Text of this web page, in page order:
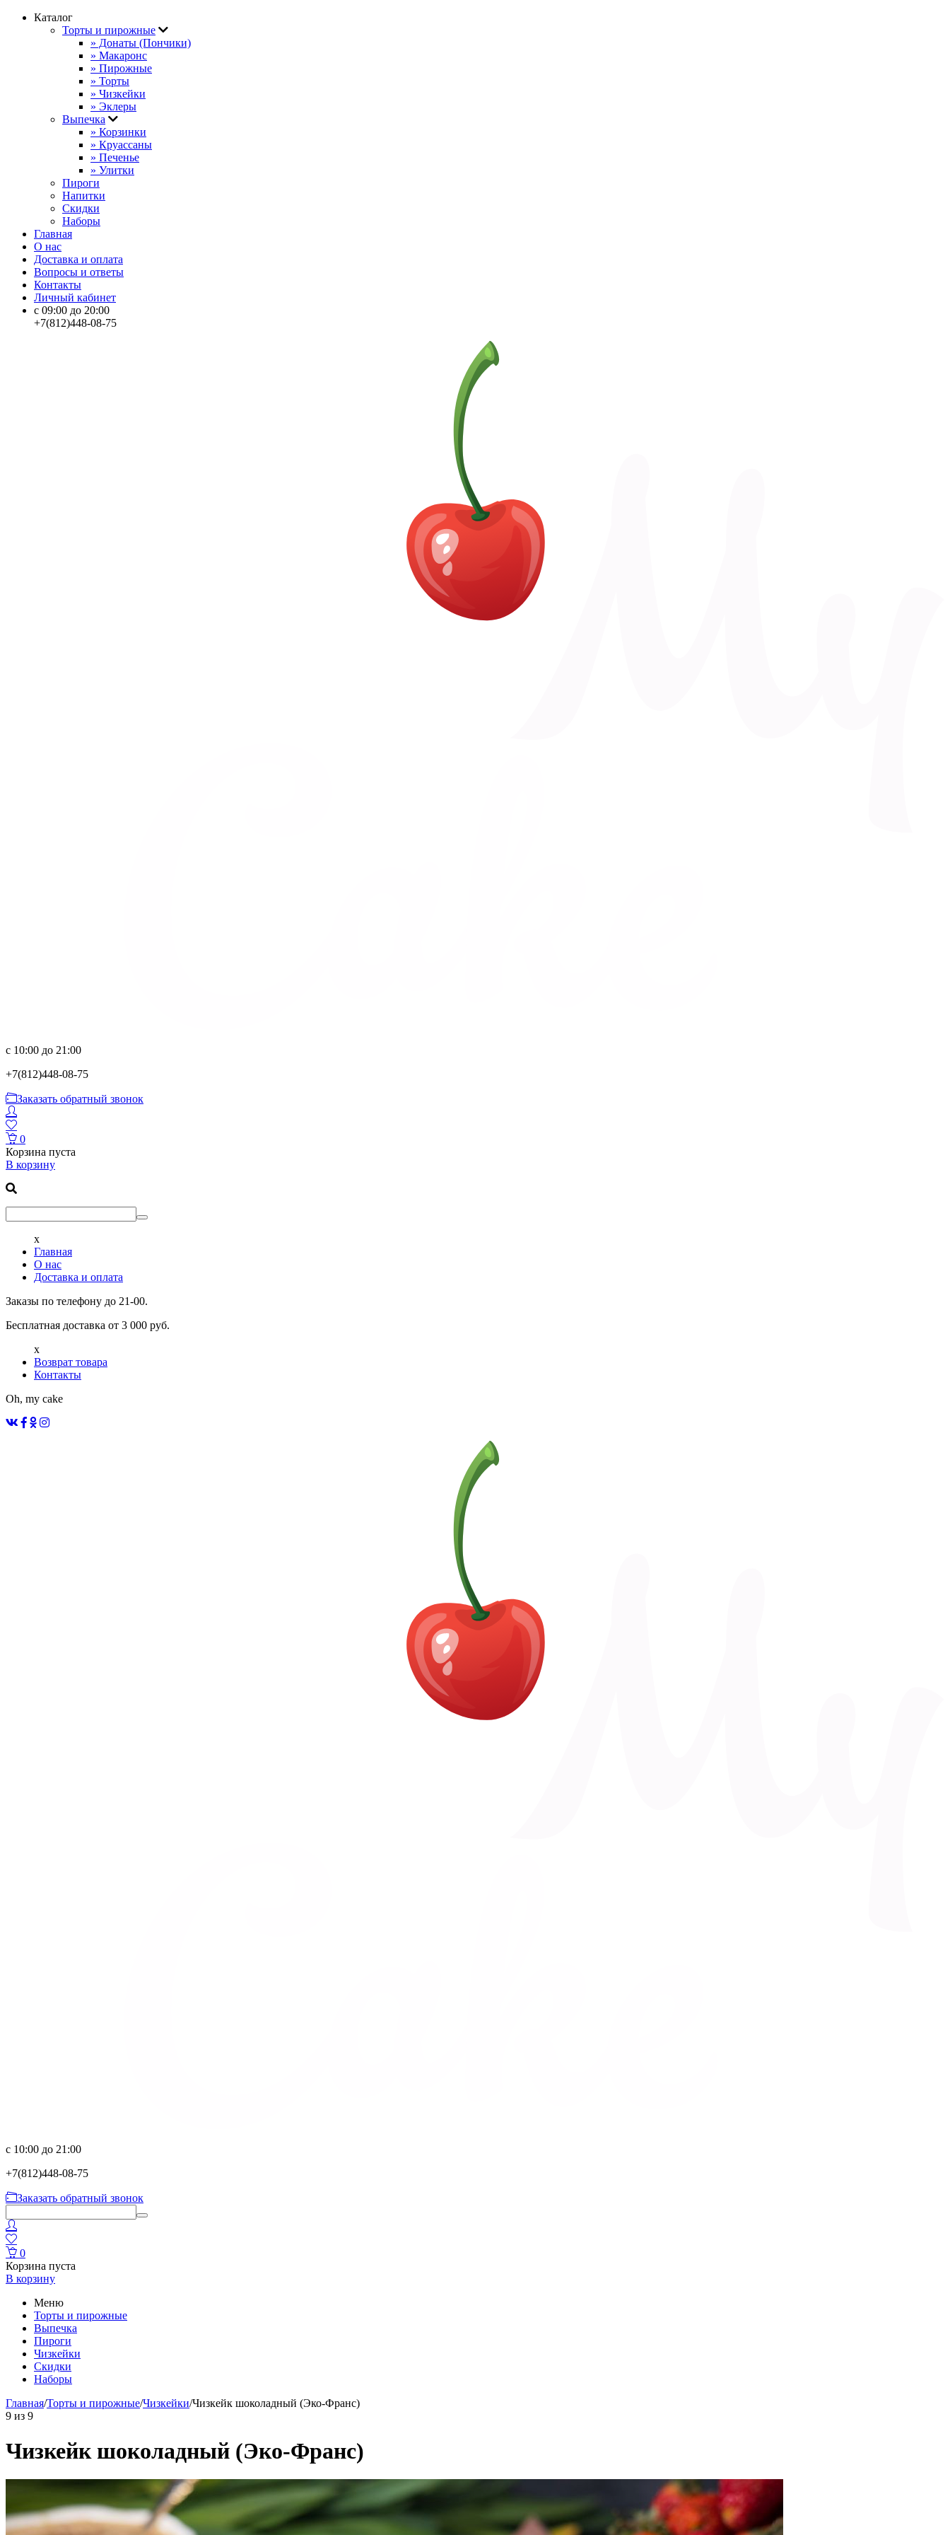
Каталог
Торты и пирожные
» Донаты (Пончики)
» Макаронс
» Пирожные
» Торты
» Чизкейки
» Эклеры
Выпечка
» Корзинки
» Круассаны
» Печенье
» Улитки
Пироги
Напитки
Скидки
Наборы
Главная
О нас
Доставка и оплата
Вопросы и ответы
Контакты
Личный кабинет
с 09:00 до 20:00
+7(812)448-08-75
с 10:00 до 21:00
+7(812)448-08-75
Заказать обратный звонок
0
Корзина пуста
В корзину
x
Главная
О нас
Доставка и оплата
Заказы по телефону до 21-00.
Бесплатная доставка от 3 000 руб.
x
Возврат товара
Контакты
Oh, my cake
с 10:00 до 21:00
+7(812)448-08-75
Заказать обратный звонок
0
Корзина пуста
В корзину
Меню
Торты и пирожные
Выпечка
Пироги
Чизкейки
Скидки
Наборы
Главная/Торты и пирожные/Чизкейки/Чизкейк шоколадный (Эко-Франс)
9 из 9
Чизкейк шоколадный (Эко-Франс)